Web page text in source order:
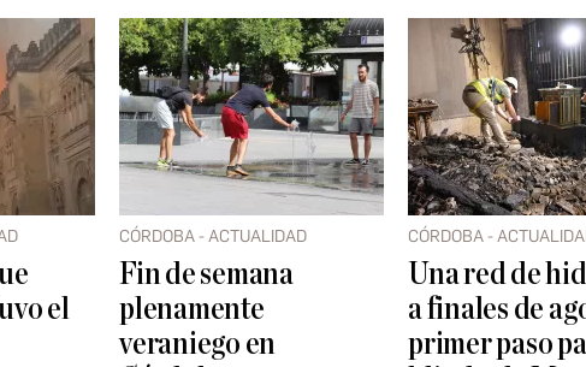
el
CÓRDOBA - ACTUALIDAD
Fin de semana
plenamente
veraniego en
CÓRDOBA -
Una red de
a finales de
primer paso